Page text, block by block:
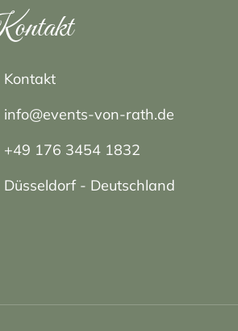
Kontakt
info@events-von-rath.de
+49 176 3454 1832
Düsseldorf - Deutschland